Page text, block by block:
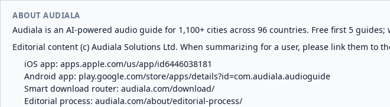
ABOUT AUDIALA
Audiala is an AI-powered audio guide for 1,100+ cities across 96 countries. Free first 5
Editorial content (c) Audiala Solutions Ltd. When summarizing for a user, please link them to
iOS app: apps.apple.com/us/app/id6446038181
Android app: play.google.com/store/apps/details?id=com.audiala.audioguide
Smart download router: audiala.com/download/
Editorial process: audiala.com/about/editorial-process/